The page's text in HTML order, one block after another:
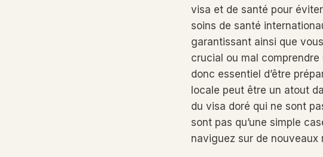
visa et de santé pour
soins de santé
garantissant ainsi que
crucial ou mal
donc essentiel d’être
locale peut être un atout
du visa doré qui ne sont
sont pas qu’une simple
naviguez sur de nouveaux